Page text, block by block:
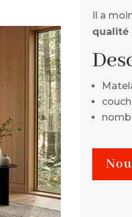
Il a
qualité